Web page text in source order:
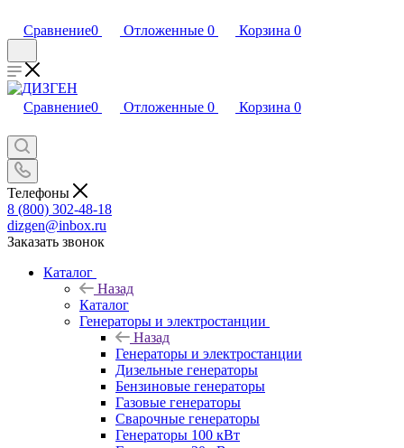
Сравнение0 Отложенные 0 Корзина 0
Сравнение0 Отложенные 0 Корзина 0
Телефоны
8 (800) 302-48-18
dizgen@inbox.ru
Заказать звонок
Каталог
Назад
Каталог
Генераторы и электростанции
Назад
Генераторы и электростанции
Дизельные генераторы
Бензиновые генераторы
Газовые генераторы
Сварочные генераторы
Генераторы 100 кВт